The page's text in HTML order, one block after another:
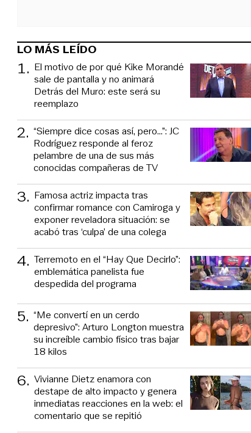
LO MÁS LEÍDO
1. El motivo de por qué Kike Morandé
sale de pantalla y no animará
Detrás del Muro: este será su
reemplazo
2. “Siempre dice cosas así, pero...”: JC
Rodríguez responde al feroz
pelambre de una de sus más
conocidas compañeras de TV
3. Famosa actriz impacta tras
confirmar romance con Camiroga y
exponer reveladora situación: se
acabó tras ‘culpa’ de una colega
4. Terremoto en el “Hay Que Decirlo”:
emblemática panelista fue
despedida del programa
5. “Me convertí en un cerdo
depresivo”: Arturo Longton muestra
su increíble cambio físico tras bajar
18 kilos
6. Vivianne Dietz enamora con
destape de alto impacto y genera
inmediatas reacciones en la web: el
comentario que se repitió